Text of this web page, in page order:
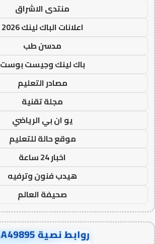
منتدى الاشراق
اعلانات الباك لينك 2026
مدسن طب
باك لينك وجيست بوست
مصادر التعليم
مجلة تقنية
يو ان بي الرياضي
موقع حالة للتعليم
اخبار 24 ساعة
هيدب فنون وترفيه
صحيفة العالم
روابط نصية AA49895